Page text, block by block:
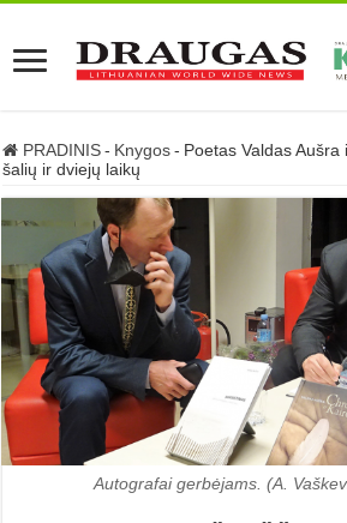
PRADINIS - Knygos - Poetas Valdas
šalių ir dviejų laikų
Autografai gerbėjams. (A.